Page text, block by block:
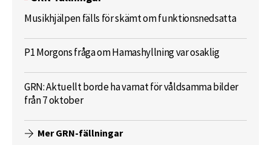
Musikhjälpen fälls för skämt om funktionsnedsatta
P1 Morgons fråga om Hamashyllning var osaklig
GRN: Aktuellt borde ha varnat för våldsamma bilder
från 7 oktober
Mer GRN-fällningar